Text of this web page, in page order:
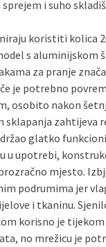
i suho
koristiti kolica
s aluminijskom
za pranje
je potrebno
osobito nakon
sklapanja zahtijeva
glatko
u upotrebi,
mjesto.
podrumima jer
i tkaninu.
korisno je
no mrežicu je